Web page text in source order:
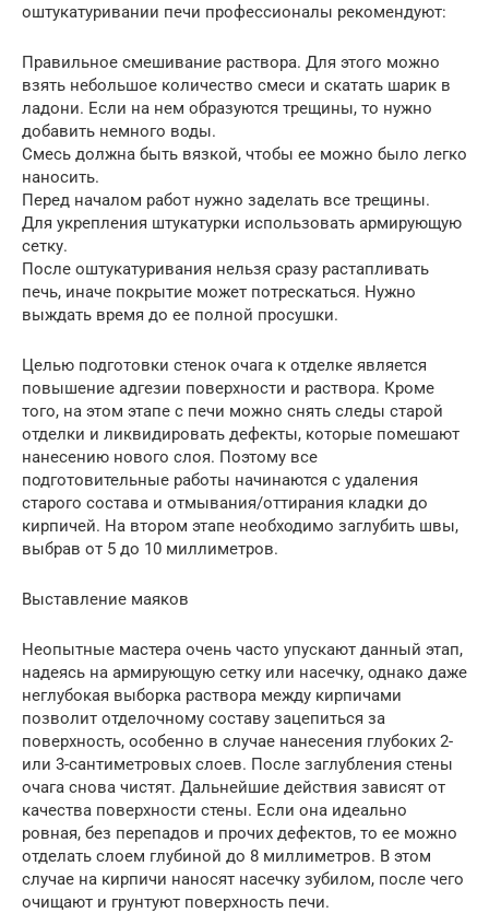
оштукатуривании печи профессионалы рекомендуют:
Правильное смешивание раствора. Для этого можно
взять небольшое количество смеси и скатать шарик в
ладони. Если на нем образуются трещины, то нужно
добавить немного воды.
Смесь должна быть вязкой, чтобы ее можно было легко
наносить.
Перед началом работ нужно заделать все трещины.
Для укрепления штукатурки использовать армирующую
сетку.
После оштукатуривания нельзя сразу растапливать
печь, иначе покрытие может потрескаться. Нужно
выждать время до ее полной просушки.
Целью подготовки стенок очага к отделке является
повышение адгезии поверхности и раствора. Кроме
того, на этом этапе с печи можно снять следы старой
отделки и ликвидировать дефекты, которые помешают
нанесению нового слоя. Поэтому все
подготовительные работы начинаются с удаления
старого состава и отмывания/оттирания кладки до
кирпичей. На втором этапе необходимо заглубить швы,
выбрав от 5 до 10 миллиметров.
Выставление маяков
Неопытные мастера очень часто упускают данный этап,
надеясь на армирующую сетку или насечку, однако даже
неглубокая выборка раствора между кирпичами
позволит отделочному составу зацепиться за
поверхность, особенно в случае нанесения глубоких 2-
или 3-сантиметровых слоев. После заглубления стены
очага снова чистят. Дальнейшие действия зависят от
качества поверхности стены. Если она идеально
ровная, без перепадов и прочих дефектов, то ее можно
отделать слоем глубиной до 8 миллиметров. В этом
случае на кирпичи наносят насечку зубилом, после чего
очищают и грунтуют поверхность печи.